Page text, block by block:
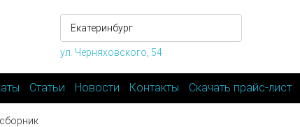
ул. Черняховского, 54
Статьи Новости Контакты Скачать прайс-лист